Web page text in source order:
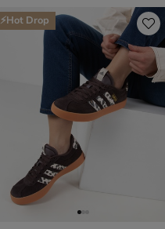
⚡Hot Drop